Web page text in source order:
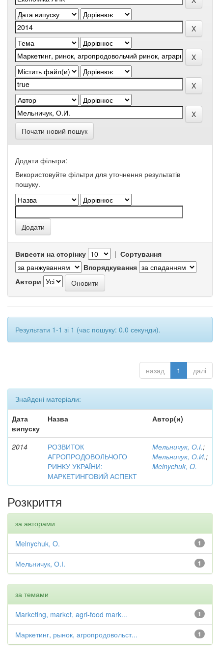
Почати новий пошук
Додати фільтри:
Використовуйте фільтри для уточнення результатів
пошуку.
Вивести на сторінку | Сортування
Впорядкування
Автори
Результати 1-1 зі 1 (час пошуку: 0.0 секунди).
назад 1 далі
Знайдені матеріали:
Дата
випуску
Назва Автор(и)
2014
РОЗВИТОК
АГРОПРОДОВОЛЬЧОГО
РИНКУ УКРАЇНИ:
МАРКЕТИНГОВИЙ АСПЕКТ
Мельничук, О.І.;
Мельничук, О.И.;
Melnychuk, O.
Розкриття
за авторами
1
Melnychuk, O.
1
Мельничук, О.І.
за темами
1
Marketing, market, agri-food mark...
1
Маркетинг, рынок, агропродовольст...